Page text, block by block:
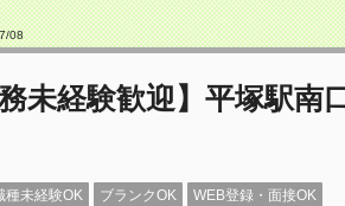
/08
務未経験歓迎】平塚駅
種未経験OK ブランクOK WEB登録・面接OK